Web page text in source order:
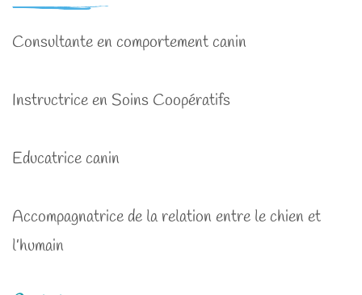
Consultante en comportement canin
Instructrice en Soins Coopératifs
Educatrice canin
Accompagnatrice de la relation entre le chien et
l’humain